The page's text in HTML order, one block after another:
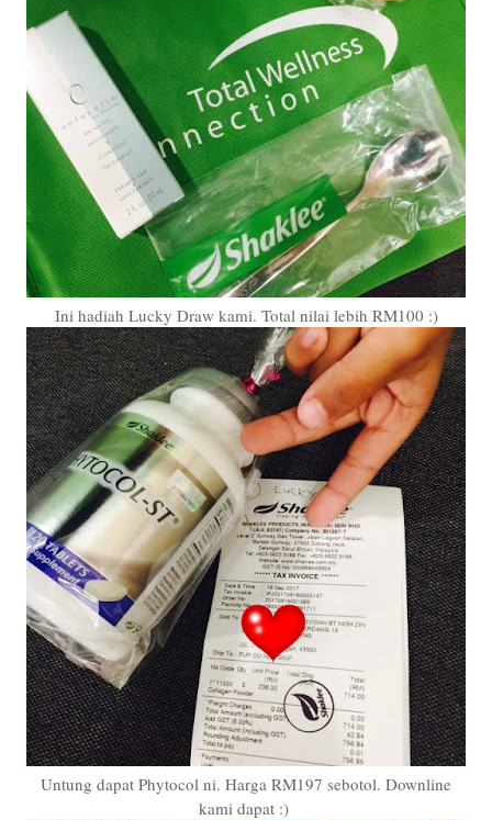
Ini hadiah Lucky Draw kami. Total nilai lebih RM100 :)
Untung dapat Phytocol ni. Harga RM197 sebotol. Downline
kami dapat :)